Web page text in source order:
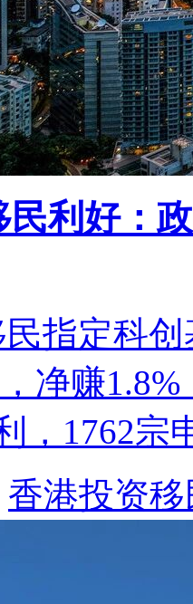
民利好：
指定科
净赚
，1762宗
香港投资移